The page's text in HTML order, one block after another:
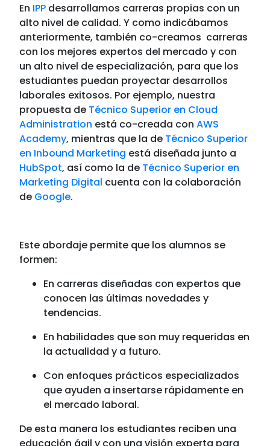
En IPP desarrollamos carreras propias con un
alto nivel de calidad. Y como indicábamos
anteriormente, también co-creamos carreras
con los mejores expertos del mercado y con
un alto nivel de especialización, para que los
estudiantes puedan proyectar desarrollos
laborales exitosos. Por ejemplo, nuestra
propuesta de Técnico Superior en Cloud
Administration está co-creada conAWS
Academy, mientras que la de Técnico Superior
en Inbound Marketing está diseñada junto a
HubSpot, así como la de Técnico Superior en
Marketing Digital cuenta con la colaboración
de Google.
Este abordaje permite que los alumnos se
formen:
En carreras diseñadas con expertos que
conocen las últimas novedades y
tendencias.
En habilidades que son muy requeridas en
la actualidad y a futuro.
Con enfoques prácticos especializados
que ayuden a insertarse rápidamente en
el mercado laboral.
De esta manera los estudiantes reciben una
educación ágil y con una visión experta para